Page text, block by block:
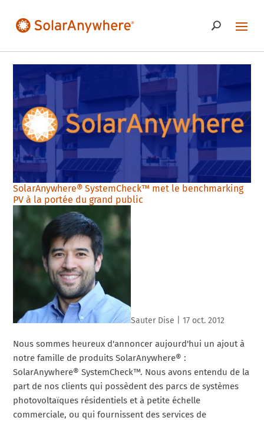
SolarAnywhere® SystemCheck™ met le benchmarking
PV à la portée du grand public
Sauter Dise |17 oct. 2012
Nous sommes heureux d'annoncer aujourd'hui un ajout à
notre famille de produits SolarAnywhere® :
SolarAnywhere® SystemCheck™. Nous avons entendu de la
part de nos clients qui possèdent des parcs de systèmes
photovoltaïques résidentiels et à petite échelle
commerciale, ou qui fournissent des services de